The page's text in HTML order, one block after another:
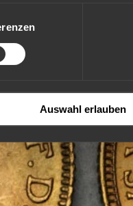
Auswahl erlauben